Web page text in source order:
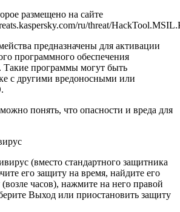
размещено на сайте
ru/threat/
предназначены для активации
программного обеспечения
программы могут быть
с другими вредоносными или
понять, что опасности и вреда для
(вместо стандартного защитника
его защиту на время, найдите его
часов), нажмите на него правой
Выход или приостановить защиту